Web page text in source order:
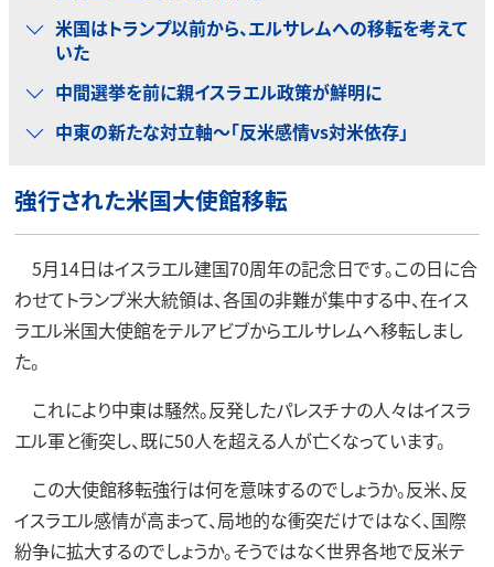
米国はトランプ以前から、エルサレムへの移転を考えて
いた
中間選挙を前に親イスラエル政策が鮮明に
中東の新たな対立軸～「反米感情vs対米依存」
強行された米国大使館移転
5月14日はイスラエル建国70周年の記念日です。この日に合
わせてトランプ米大統領は、各国の非難が集中する中、在イス
ラエル米国大使館をテルアビブからエルサレムへ移転しまし
た。
これにより中東は騒然。反発したパレスチナの人々はイスラ
エル軍と衝突し、既に50人を超える人が亡くなっています。
この大使館移転強行は何を意味するのでしょうか。反米、反
イスラエル感情が高まって、局地的な衝突だけではなく、国際
紛争に拡大するのでしょうか。そうではなく世界各地で反米テ